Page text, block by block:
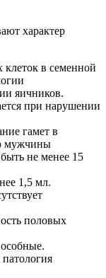
характер
в семенной
яичников.
при нарушении
гамет в
мужчины
не менее 15
1,5 мл.
половых